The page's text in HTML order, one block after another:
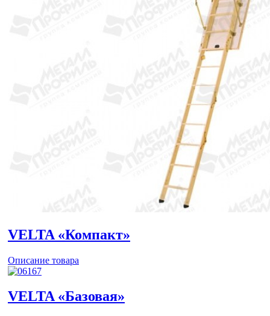
VELTA «Компакт»
Описание товара
VELTA «Базовая»